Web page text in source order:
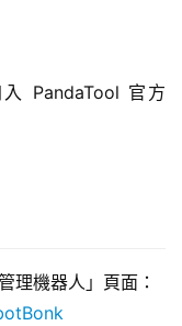
PandaTool 官方
理機器人」頁面：